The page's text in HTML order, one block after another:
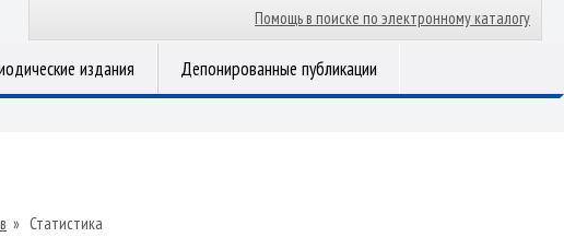
Помощь в поиске по электронному каталогу
издания Депонированные публикации
» Статистика